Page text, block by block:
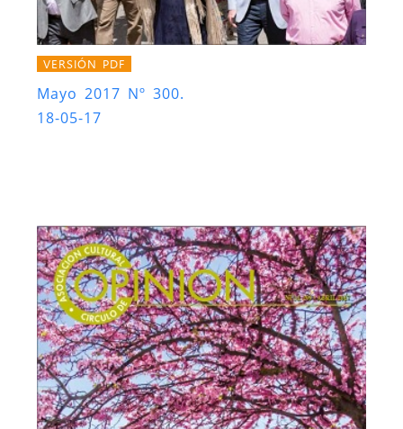
VERSIÓN PDF
Mayo 2017 Nº 300.
18-05-17